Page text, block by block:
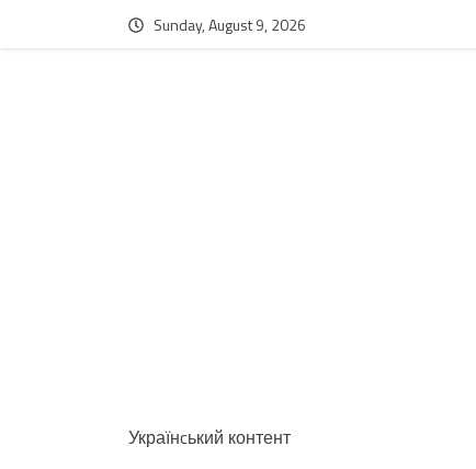
Sunday, August 9, 2026
Українcький контент